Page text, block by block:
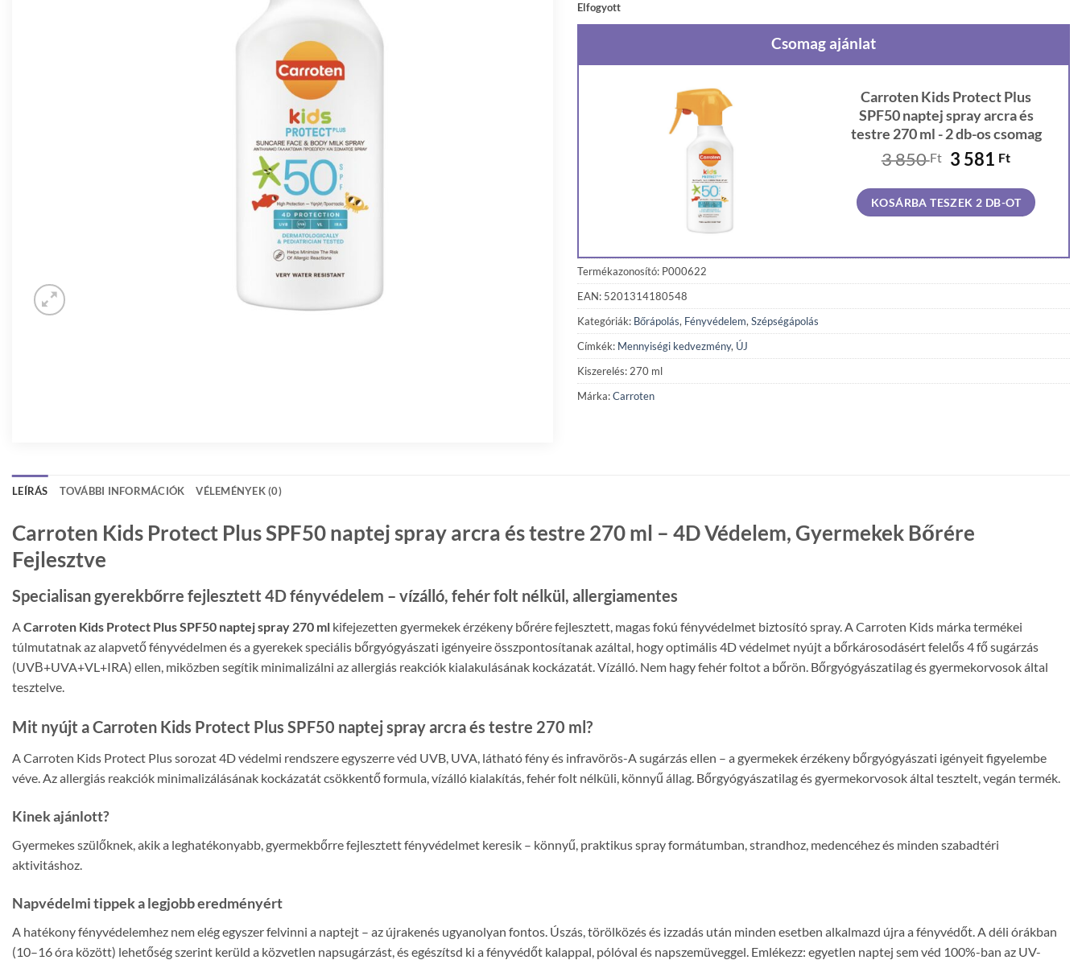
Elfogyott
Csomag ajánlat
Carroten Kids Protect Plus
SPF50 naptej spray arcra és
testre 270 ml - 2 db-os csomag
3 850Ft Original
was:
3
3 581 FtCurrent
is:
3
KOSÁRBA TESZEK 2 DB-OT
Termékazonosító: P000622
EAN: 5201314180548
Kategóriák: Bőrápolás, Fényvédelem, Szépségápolás
Címkék: Mennyiségi kedvezmény, ÚJ
Kiszerelés: 270 ml
Márka:Carroten
LEÍRÁS TOVÁBBI INFORMÁCIÓK VÉLEMÉNYEK (0)
Carroten Kids Protect Plus SPF50 naptej spray arcra és testre 270 ml – 4D Védelem, Gyermekek Bőrére
Fejlesztve
Specialisan gyerekbőrre fejlesztett 4D fényvédelem – vízálló, fehér folt nélkül, allergiamentes
ACarroten Kids Protect Plus SPF50 naptej spray 270 ml kifejezetten gyermekek érzékeny bőrére fejlesztett, magas fokú fényvédelmet biztosító spray. A Carroten Kids márka termékei
túlmutatnak az alapvető fényvédelmen és a gyerekek speciális bőrgyógyászati igényeire összpontosítanak azáltal, hogy optimális 4D védelmet nyújt a bőrkárosodásért felelős 4 fő sugárzás
(UVΒ+UVA+VL+IRA) ellen, miközben segítik minimalizálni az allergiás reakciók kialakulásának kockázatát. Vízálló. Nem hagy fehér foltot a bőrön. Bőrgyógyászatilag és gyermekorvosok által
tesztelve.
Mit nyújt a Carroten Kids Protect Plus SPF50 naptej spray arcra és testre 270 ml?
A Carroten Kids Protect Plus sorozat 4D védelmi rendszere egyszerre véd UVB, UVA, látható fény és infravörös-A sugárzás ellen – a gyermekek érzékeny bőrgyógyászati igényeit figyelembe
véve. Az allergiás reakciók minimalizálásának kockázatát csökkentő formula, vízálló kialakítás, fehér folt nélküli, könnyű állag. Bőrgyógyászatilag és gyermekorvosok által tesztelt, vegán termék.
Kinek ajánlott?
Gyermekes szülőknek, akik a leghatékonyabb, gyermekbőrre fejlesztett fényvédelmet keresik – könnyű, praktikus spray formátumban, strandhoz, medencéhez és minden szabadtéri
aktivitáshoz.
Napvédelmi tippek a legjobb eredményért
A hatékony fényvédelemhez nem elég egyszer felvinni a naptejt – az újrakenés ugyanolyan fontos. Úszás, törölközés és izzadás után minden esetben alkalmazd újra a fényvédőt. A déli órákban
(10–16 óra között) lehetőség szerint kerüld a közvetlen napsugárzást, és egészítsd ki a fényvédőt kalappal, pólóval és napszemüveggel. Emlékezz: egyetlen naptej sem véd 100%-ban az UV-